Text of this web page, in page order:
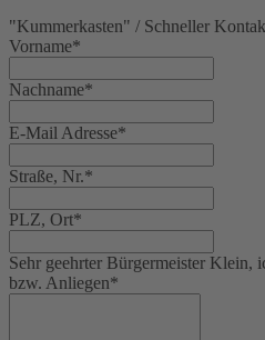
"Kummerkasten" / Schneller
Vorname*
Nachname*
E-Mail Adresse*
Straße, Nr.*
PLZ, Ort*
Sehr geehrter Bürgermeister Klein,
bzw. Anliegen*